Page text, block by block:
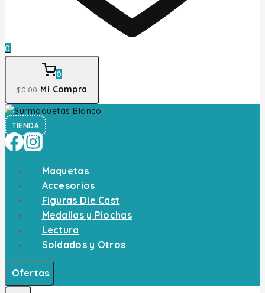
0
0
$0 .00 Mi Compra
TIENDA
Maquetas
Accesorios
Figuras Die Cast
Medallas y Piochas
Lectura
Soldados y Otros
Ofertas